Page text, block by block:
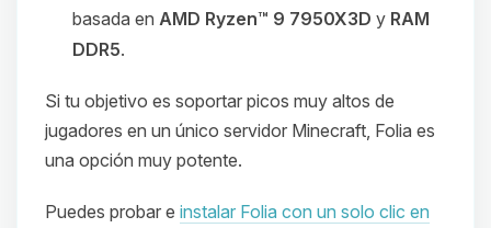
basada en AMD Ryzen™ 9 7950X3D y RAM
DDR5.
Si tu objetivo es soportar picos muy altos de
jugadores en un único servidor Minecraft, Folia es
una opción muy potente.
Puedes probar e instalar Folia con un solo clic en